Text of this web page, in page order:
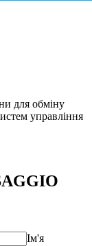
для обміну
управління
Ім'я